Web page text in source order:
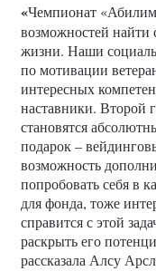
«Чемпионат
возможностей найти
жизни. Наши
по мотивации
интересных
наставники. Второй
становятся
подарок –
возможность
попробовать себя в
для фонда, тоже
справится с этой
раскрыть его
рассказала Алсу